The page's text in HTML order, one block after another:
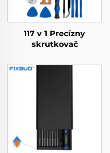
117 v 1 Precízny
skrutkovač